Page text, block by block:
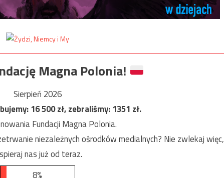
Magna Polonia!
Sierpień 2026
16 500zł, zebraliśmy:1351 zł.
Fundacji Magna Polonia.
niezależnych ośrodków medialnych? Nie zwlekaj więc,
nas już od teraz.
8%